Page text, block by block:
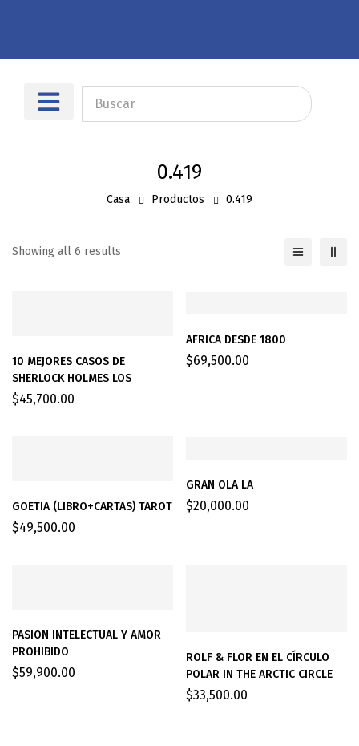
0.419
Casa Productos 0.419
Showing all 6 results
10 MEJORES CASOS DE
SHERLOCK HOLMES LOS
$45,700.00
AFRICA DESDE 1800
$69,500.00
GOETIA (LIBRO+CARTAS) TAROT
$49,500.00
GRAN OLA LA
$20,000.00
PASION INTELECTUAL Y AMOR
PROHIBIDO
$59,900.00
ROLF & FLOR EN EL CÍRCULO
POLAR IN THE ARCTIC CIRCLE
$33,500.00